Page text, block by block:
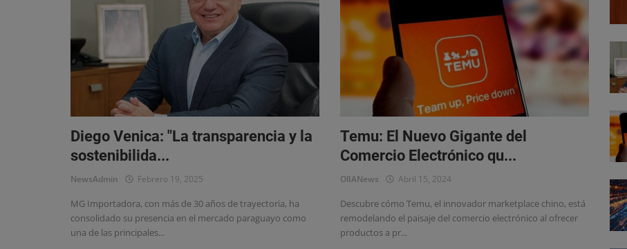
Diego Venica: "La transparencia y la
sostenibilida...
NewsAdmin Febrero 19, 2025
MG Importadora, con más de 30 años de trayectoria, ha
consolidado su presencia en el mercado paraguayo como
una de las principales...
Temu: El Nuevo Gigante del
Comercio Electrónico qu...
OlIANews Abril 15, 2024
Descubre cómo Temu, el innovador marketplace chino, está
remodelando el paisaje del comercio electrónico al ofrecer
productos a pr...